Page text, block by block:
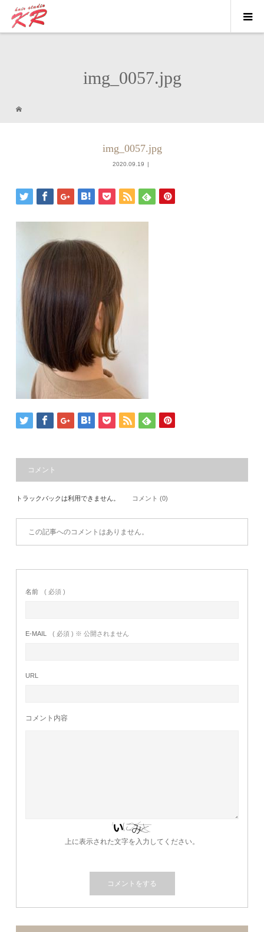
img_0057.jpg
img_0057.jpg
2020.09.19
コメント
トラックバックは利用できません。 コメント (0)
この記事へのコメントはありません。
名前 ( 必須 )
E-MAIL ( 必須 ) ※ 公開されません
URL
コメント内容
上に表示された文字を入力してください。